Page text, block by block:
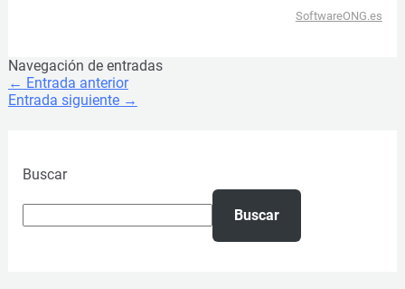
SoftwareONG.es
Navegación de entradas
← Entrada anterior
Entrada siguiente →
Buscar
Buscar